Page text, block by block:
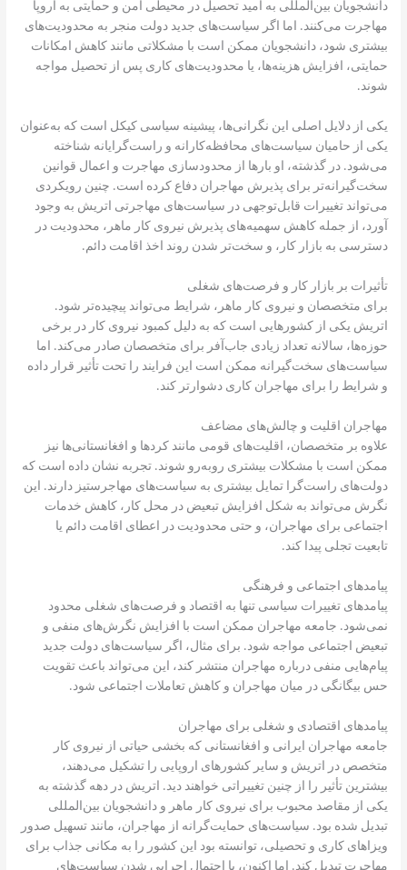
دانشجویان بین‌المللی به امید تحصیل در محیطی امن و حمایتی به اروپا
مهاجرت می‌کنند. اما اگر سیاست‌های جدید دولت منجر به محدودیت‌های
بیشتری شود، دانشجویان ممکن است با مشکلاتی مانند کاهش امکانات
حمایتی، افزایش هزینه‌ها، یا محدودیت‌های کاری پس از تحصیل مواجه
شوند.
یکی از دلایل اصلی این نگرانی‌ها، پیشینه سیاسی کیکل است که به‌عنوان
یکی از حامیان سیاست‌های محافظه‌کارانه و راست‌گرایانه شناخته
می‌شود. در گذشته، او بارها از محدودسازی مهاجرت و اعمال قوانین
سخت‌گیرانه‌تر برای پذیرش مهاجران دفاع کرده است. چنین رویکردی
می‌تواند تغییرات قابل‌توجهی در سیاست‌های مهاجرتی اتریش به وجود
آورد، از جمله کاهش سهمیه‌های پذیرش نیروی کار ماهر، محدودیت در
دسترسی به بازار کار، و سخت‌تر شدن روند اخذ اقامت دائم.
تأثیرات بر بازار کار و فرصت‌های شغلی
برای متخصصان و نیروی کار ماهر، شرایط می‌تواند پیچیده‌تر شود.
اتریش یکی از کشورهایی است که به دلیل کمبود نیروی کار در برخی
حوزه‌ها، سالانه تعداد زیادی جاب‌آفر برای متخصصان صادر می‌کند. اما
سیاست‌های سخت‌گیرانه ممکن است این فرایند را تحت تأثیر قرار داده
و شرایط را برای مهاجران کاری دشوارتر کند.
مهاجران اقلیت و چالش‌های مضاعف
علاوه بر متخصصان، اقلیت‌های قومی مانند کردها و افغانستانی‌ها نیز
ممکن است با مشکلات بیشتری روبه‌رو شوند. تجربه نشان داده است که
دولت‌های راست‌گرا تمایل بیشتری به سیاست‌های مهاجرستیز دارند. این
نگرش می‌تواند به شکل افزایش تبعیض در محل کار، کاهش خدمات
اجتماعی برای مهاجران، و حتی محدودیت در اعطای اقامت دائم یا
تابعیت تجلی پیدا کند.
پیامدهای اجتماعی و فرهنگی
پیامدهای تغییرات سیاسی تنها به اقتصاد و فرصت‌های شغلی محدود
نمی‌شود. جامعه مهاجران ممکن است با افزایش نگرش‌های منفی و
تبعیض اجتماعی مواجه شود. برای مثال، اگر سیاست‌های دولت جدید
پیام‌هایی منفی درباره مهاجران منتشر کند، این می‌تواند باعث تقویت
حس بیگانگی در میان مهاجران و کاهش تعاملات اجتماعی شود.
پیامدهای اقتصادی و شغلی برای مهاجران
جامعه مهاجران ایرانی و افغانستانی که بخشی حیاتی از نیروی کار
متخصص در اتریش و سایر کشورهای اروپایی را تشکیل می‌دهند،
بیشترین تأثیر را از چنین تغییراتی خواهند دید. اتریش در دهه گذشته به
یکی از مقاصد محبوب برای نیروی کار ماهر و دانشجویان بین‌المللی
تبدیل شده بود. سیاست‌های حمایت‌گرانه از مهاجران، مانند تسهیل صدور
ویزاهای کاری و تحصیلی، توانسته بود این کشور را به مکانی جذاب برای
مهاجرت تبدیل کند. اما اکنون، با احتمال اجرایی شدن سیاست‌های